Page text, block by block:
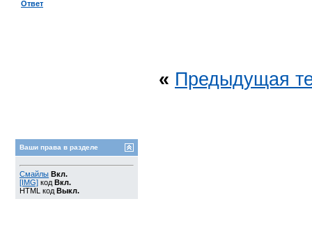
Ответ
« Предыдущая
Ваши права в разделе
Смайлы Вкл.
[IMG] код Вкл.
HTML код Выкл.